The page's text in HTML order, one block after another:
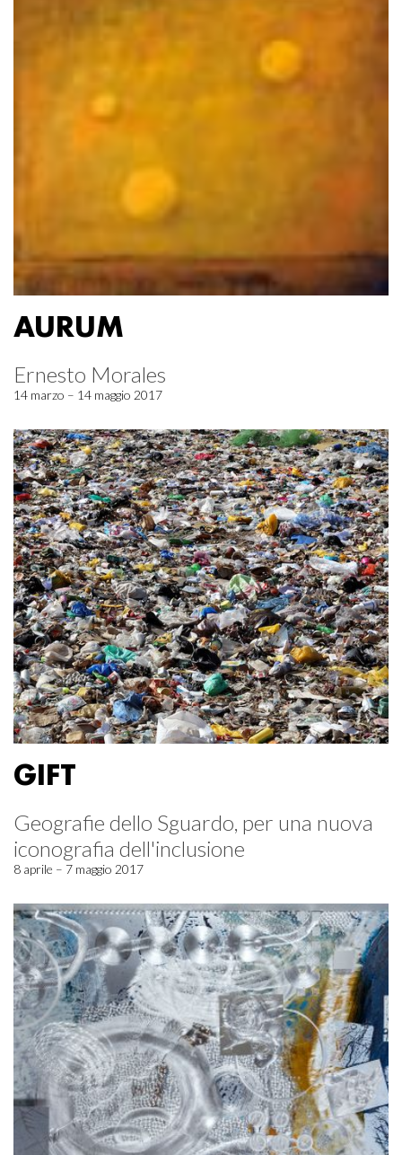
AURUM
Ernesto Morales
14 marzo – 14 maggio 2017
GIFT
Geografie dello Sguardo, per una nuova
iconografia dell'inclusione
8 aprile – 7 maggio 2017